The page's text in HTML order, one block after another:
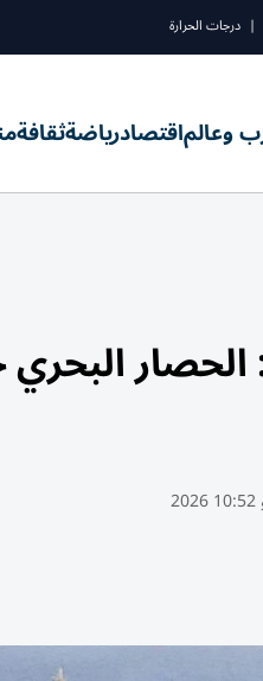
| درجات الحرارة
وعالماقتصادرياضةثقافة
البحري